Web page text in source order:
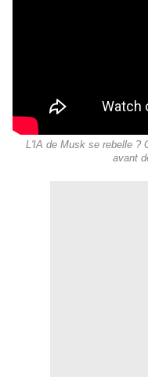
L'IA de Musk se rebelle ?
avant